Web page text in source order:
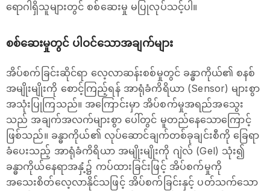
ရောဂါရှိသူများတွင် စစ်ဆေးမှု မပြုလုပ်သင့်ပါ။
စစ်ဆေးမှုတွင် ပါဝင်သောအချက်များ
အိပ်စက်ခြင်းဆိုင်ရာ လေ့လာဆန်းစစ်မှုတွင် ခန္ဓာကိုယ်၏ စနစ်
အမျိုးမျိုးကို စောင့်ကြည့်ရန် အာရုံခံကိရိယာ (Sensor) များစွာ
အသုံးပြုကြသည်။ အကြောင်းမှာ အိပ်စက်မှုအရည်အသွေး
သည် အချက်အလက်များစွာ ပေါ်တွင် မူတည်နေသောကြောင့်
ဖြစ်သည်။ ခန္ဓာကိုယ်၏ လုပ်ဆောင်ချက်တစ်ခုချင်းစီကို ခြေရာ
ခံပေးသည့် အာရုံခံကိရိယာ အမျိုးမျိုးကို ဂျဲလ် (Gel) သုံး၍
ခန္ဓာကိုယ်နေရာအနှံ့၌ ကပ်ထားခြင်းဖြင့် အိပ်စက်မှုကို
အသေးစိတ်လေ့လာနိုင်သဖြင့် အိပ်စက်ခြင်းနှင့် ပတ်သက်သော